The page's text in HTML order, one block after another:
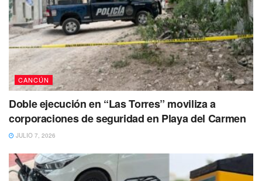
CANCÚN
Doble ejecución en “Las Torres” moviliza a
corporaciones de seguridad en Playa del Carmen
JULIO 7, 2026